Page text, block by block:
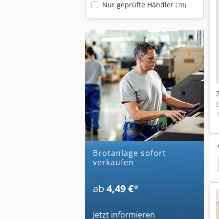
Nur geprüfte Händler (78)
brotanlage sofort
verkaufen
ab 4,49 €*
Jetzt informieren
Miwe Signo Miwe Gvas